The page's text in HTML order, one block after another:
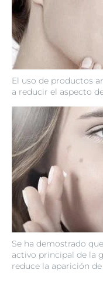
El uso de productos
a reducir el aspecto
Se ha demostrado
activo principal de la
reduce la aparición